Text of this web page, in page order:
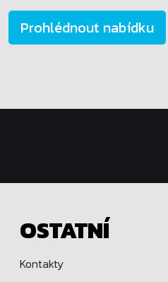
Prohlédnout nabídku
OSTATNÍ
Kontakty